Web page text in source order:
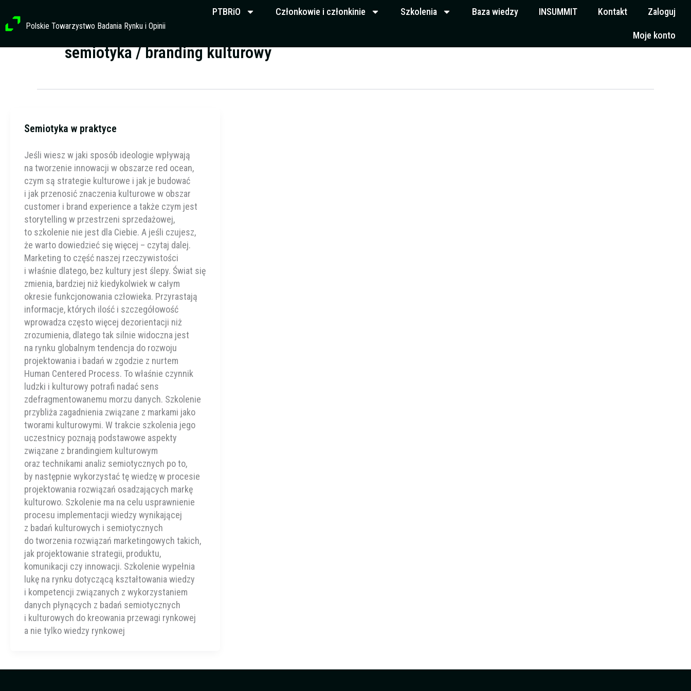
treści
Polskie Towarzystwo Badania Rynku i Opinii
PTBRiO Członkowie i członkinie Szkolenia Baza wiedzy INSUMMIT Kontakt Zaloguj
Moje konto
semiotyka / branding kulturowy
Semiotyka w praktyce
Jeśli wiesz w jaki sposób ideologie wpływają
na tworzenie innowacji w obszarze red ocean,
czym są strategie kulturowe i jak je budować
i jak przenosić znaczenia kulturowe w obszar
customer i brand experience a także czym jest
storytelling w przestrzeni sprzedażowej,
to szkolenie nie jest dla Ciebie. A jeśli czujesz,
że warto dowiedzieć się więcej – czytaj dalej.
Marketing to część naszej rzeczywistości
i właśnie dlatego, bez kultury jest ślepy. Świat się
zmienia, bardziej niż kiedykolwiek w całym
okresie funkcjonowania człowieka. Przyrastają
informacje, których ilość i szczegółowość
wprowadza często więcej dezorientacji niż
zrozumienia, dlatego tak silnie widoczna jest
na rynku globalnym tendencja do rozwoju
projektowania i badań w zgodzie z nurtem
Human Centered Process. To właśnie czynnik
ludzki i kulturowy potrafi nadać sens
zdefragmentowanemu morzu danych. Szkolenie
przybliża zagadnienia związane z markami jako
tworami kulturowymi. W trakcie szkolenia jego
uczestnicy poznają podstawowe aspekty
związane z brandingiem kulturowym
oraz technikami analiz semiotycznych po to,
by następnie wykorzystać tę wiedzę w procesie
projektowania rozwiązań osadzających markę
kulturowo. Szkolenie ma na celu usprawnienie
procesu implementacji wiedzy wynikającej
z badań kulturowych i semiotycznych
do tworzenia rozwiązań marketingowych takich,
jak projektowanie strategii, produktu,
komunikacji czy innowacji. Szkolenie wypełnia
lukę na rynku dotyczącą kształtowania wiedzy
i kompetencji związanych z wykorzystaniem
danych płynących z badań semiotycznych
i kulturowych do kreowania przewagi rynkowej
a nie tylko wiedzy rynkowej